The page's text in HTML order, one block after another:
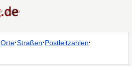
Orte·Straßen·Postleitzahlen·